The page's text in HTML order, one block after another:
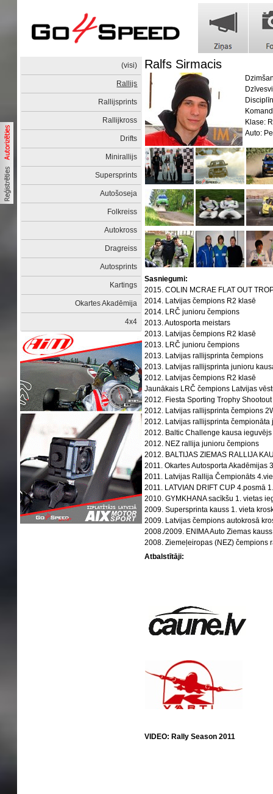
(visi)
Rallijs
Rallijsprints
Rallijkross
Drifts
Minirallijs
Supersprints
Autošoseja
Folkreiss
Autokross
Dragreiss
Autosprints
Kartings
Okartes Akadēmija
4x4
Ralfs Sirmacis
Klase:
Auto:
Sasniegumi:
2015. COLIN MCRAE FLAT OUT
2014. Latvijas čempions R2 klasē
2014. LRČ junioru čempions
2013. Autosporta meistars
2013. Latvijas čempions R2 klasē
2013. LRČ junioru čempions
2013. Latvijas rallijsprinta čempions
2013. Latvijas rallijsprinta junioru
2012. Latvijas čempions R2 klasē
Jaunākais LRČ čempions Latvijas
2012. Fiesta Sporting Trophy
2012. Latvijas rallijsprinta čempions
2012. Latvijas rallijsprinta
2012. Baltic Challenge kausa
2012. NEZ rallija junioru čempions
2012. BALTIJAS ZIEMAS RALLIJA
2011. Okartes Autosporta Akadēmijas
2011. Latvijas Rallija Čempionāts
2011. LATVIAN DRIFT CUP 4.posmā
2010. GYMKHANA sacīkšu 1. vietas
2009. Supersprinta kauss 1. vieta
2009. Latvijas čempions autokrosā
2008./2009. ENIMA Auto Ziemas
2008. Ziemeļeiropas (NEZ) čempions
Atbalstītāji:
VIDEO: Rally Season 2011